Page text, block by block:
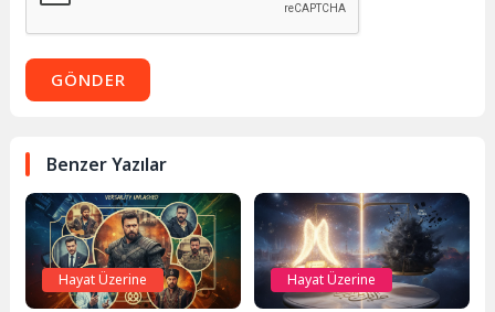
GÖNDER
Benzer Yazılar
Hayat Üzerine Hayat Üzerine